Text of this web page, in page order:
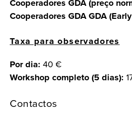
Cooperadores GDA (preço
Cooperadores GDA GDA
Taxa para observadores
Por dia: 40 €
Workshop completo (5 dias):
Contactos